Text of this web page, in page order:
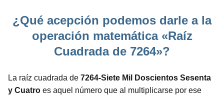
¿Qué acepción podemos darle a la
operación matemática «Raíz
Cuadrada de 7264»?
La raíz cuadrada de 7264-Siete Mil Doscientos Sesenta
y Cuatro es aquel número que al multiplicarse por ese